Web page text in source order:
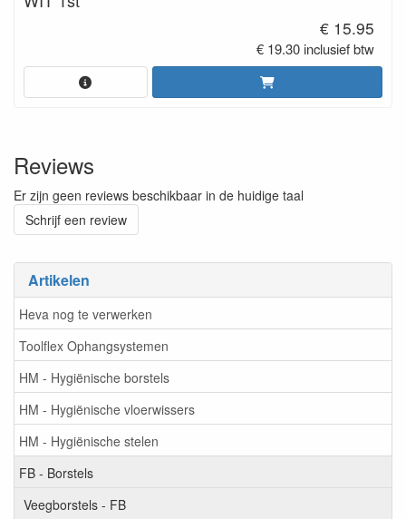
Artikelen
Heva nog te verwerken
Toolflex Ophangsystemen
HM - Hygiënische borstels
HM - Hygiënische vloerwissers
HM - Hygiënische stelen
FB - Borstels
Veegborstels - FB
€ 15.95
€ 19.30 inclusief btw
Reviews
Er zijn geen reviews beschikbaar in de huidige taal
Schrijf een review